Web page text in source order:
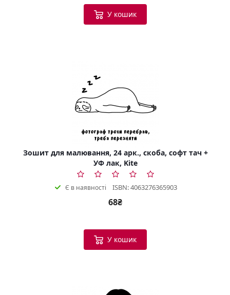
У кошик
Зошит для малювання, 24 арк., скоба, софт тач +
УФ лак, Kite
Є в наявності ISBN: 4063276365903
68₴
У кошик